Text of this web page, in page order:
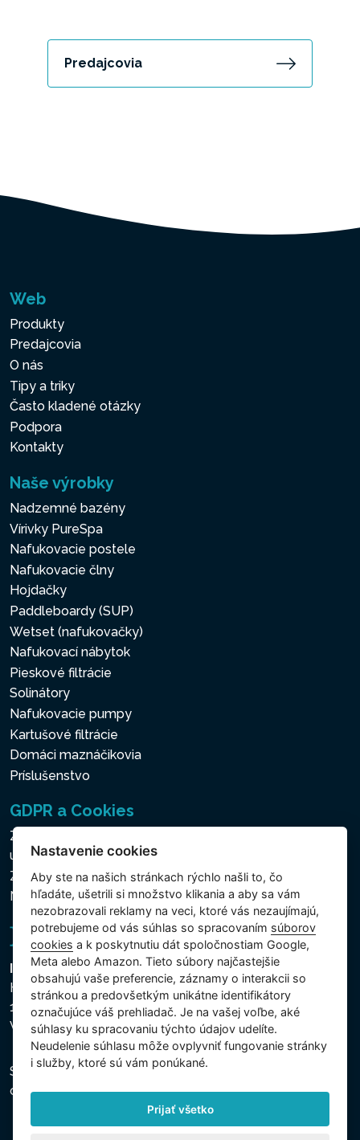
Predajcovia
Web
Produkty
Predajcovia
O nás
Tipy a triky
Často kladené otázky
Podpora
Kontakty
Naše výrobky
Nadzemné bazény
Vírivky PureSpa
Nafukovacie postele
Nafukovacie člny
Hojdačky
Paddleboardy (SUP)
Wetset (nafukovačky)
Nafukovací nábytok
Pieskové filtrácie
Solinátory
Nafukovacie pumpy
Kartušové filtrácie
Domáci maznáčikovia
Príslušenstvo
GDPR a Cookies
Zásady ochrany osobných a ďalších spracovávaných
údajov
Zásady používania súborov cookies
Nastavenie cookies
Intex Trading, s.r.o.
Hradecká 2526/3
130 00 Praha 3
Vinohrady - Česká republika
Spoločnosť je zapísaná na Mestskom súde v Prahe,
oddiel C, vložka 74759, IČO 26150808, DIČ CZ26150808.
Nastavenie cookies
Aby ste na našich stránkach rýchlo našli to, čo
hľadáte, ušetrili si množstvo klikania a aby sa vám
nezobrazovali reklamy na veci, ktoré vás nezaujímajú,
potrebujeme od vás súhlas so spracovaním súborov
cookies a k poskytnutiu dát spoločnostiam Google,
Meta alebo Amazon. Tieto súbory najčastejšie
obsahujú vaše preferencie, záznamy o interakcii so
stránkou a predovšetkým unikátne identifikátory
označujúce váš prehliadač. Je na vašej voľbe, aké
súhlasy ku spracovaniu týchto údajov udelíte.
Neudelenie súhlasu mȏže ovplyvniť fungovanie stránky
i služby, ktoré sú vám ponúkané.
Prijať všetko